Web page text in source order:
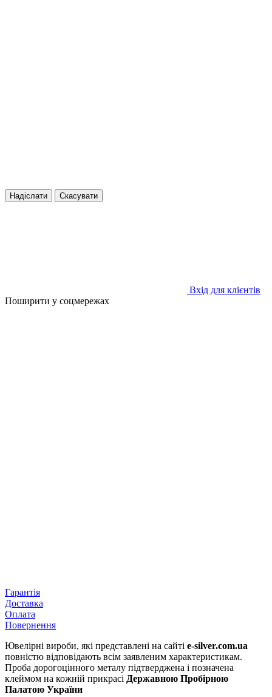
Надіслати Скасувати
Вхід для клієнтів
Поширити у соцмережах
Гарантія
Доставка
Оплата
Повернення
Ювелірні вироби, які представлені на сайті e-silver.com.ua
повністю відповідають всім заявленим характеристикам.
Проба дорогоцінного металу підтверджена і позначена
клеймом на кожній прикрасі Державною Пробірною
Палатою України